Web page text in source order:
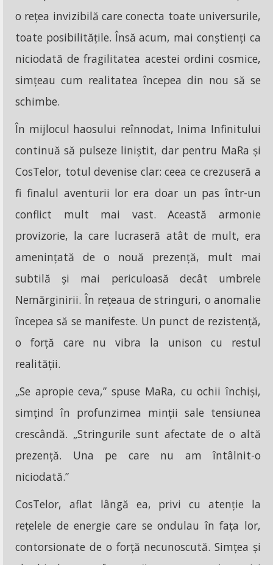
o rețea invizibilă care conecta toate universurile,
toate posibilitățile. Însă acum, mai conștienți ca
niciodată de fragilitatea acestei ordini cosmice,
simțeau cum realitatea începea din nou să se
schimbe.
În mijlocul haosului reînnodat, Inima Infinitului
continuă să pulseze liniștit, dar pentru MaRa și
CosTelor, totul devenise clar: ceea ce crezuseră a
fi finalul aventurii lor era doar un pas într-un
conflict mult mai vast. Această armonie
provizorie, la care lucraseră atât de mult, era
amenințată de o nouă prezență, mult mai
subtilă și mai periculoasă decât umbrele
Nemărginirii. În rețeaua de stringuri, o anomalie
începea să se manifeste. Un punct de rezistență,
o forță care nu vibra la unison cu restul
realității.
„Se apropie ceva,” spuse MaRa, cu ochii închiși,
simțind în profunzimea minții sale tensiunea
crescândă. „Stringurile sunt afectate de o altă
prezență. Una pe care nu am întâlnit-o
niciodată.”
CosTelor, aflat lângă ea, privi cu atenție la
rețelele de energie care se ondulau în fața lor,
contorsionate de o forță necunoscută. Simțea și